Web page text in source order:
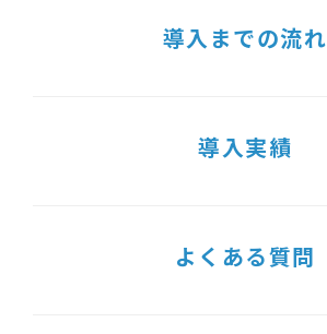
導入までの流れ
導入実績
よくある質問